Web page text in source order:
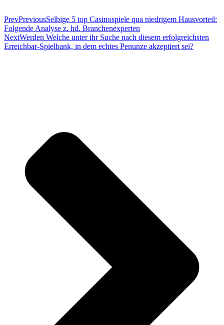
PrevPreviousSelbige 5 top Casinospiele qua niedrigem Hausvorteil:
Folgende Analyse z. hd. Branchenexperten
NextWerden Welche unter ihr Suche nach diesem erfolgreichsten
Erreichbar-Spielbank, in dem echtes Penunze akzeptiert sei?